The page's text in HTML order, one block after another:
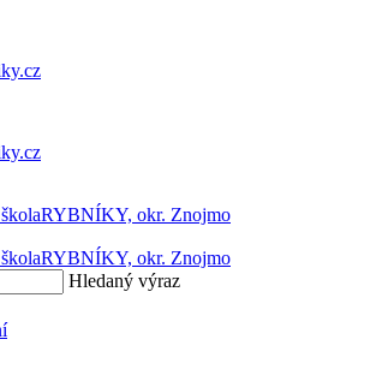
RYBNÍKY, okr. Znojmo
RYBNÍKY, okr. Znojmo
Hledaný výraz